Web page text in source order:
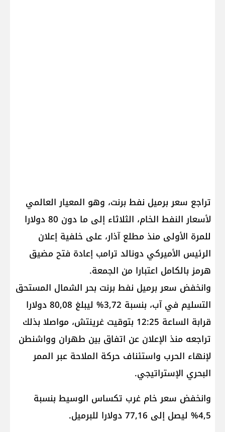
تراجع سعر برميل نفط برنت، وهو المعيار العالمي
لأسعار النفط الخام، الثلاثاء إلى ما دون 80 دولارا
للمرة الأولى منذ مطلع آذار، على خلفية إعلان
الرئيس الأميركي ​دونالد ترامب​ إعادة فتح ​مضيق
هرمز​ بالكامل اعتبارا من الجمعة.
وانخفض سعر برميل نفط برنت بحر الشمال المستحق
التسليم في آب، بنسبة 3,72% ليبلغ 80,08 دولارا
قرابة الساعة 12:25 بتوقيت غرينتش، مواصلا بذلك
تراجعه منذ الإعلان عن اتفاق بين طهران وواشنطن
لإنهاء الحرب واستئناف حركة الملاحة عبر الممر
البحري الإستراتيجي.
وانخفض سعر خام غرب تكساس الوسيط بنسبة
4,5% ليصل إلى 77,16 دولارا للبرميل.